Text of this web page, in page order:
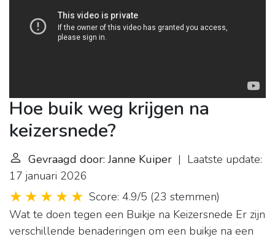
Hoe buik weg krijgen na
keizersnede?
Gevraagd door: Janne Kuiper | Laatste update:
17 januari 2026
Score: 4.9/5 (23 stemmen)
Wat te doen tegen een Buikje na Keizersnede Er zijn
verschillende benaderingen om een buikje na een